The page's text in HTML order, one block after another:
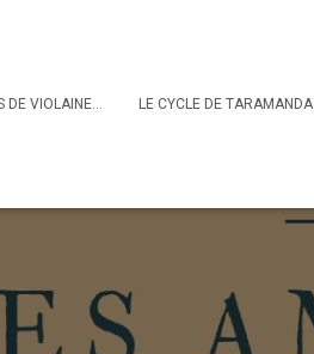
DE VIOLAINE… LE CYCLE DE TARAMANDA